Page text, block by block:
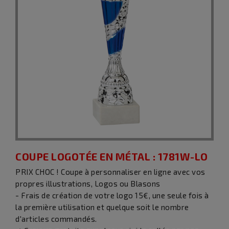
COUPE LOGOTÉE EN MÉTAL : 1781W-LO
PRIX CHOC ! Coupe à personnaliser en ligne avec vos
propres illustrations, Logos ou Blasons
- Frais de création de votre logo 15€, une seule fois à
la première utilisation et quelque soit le nombre
d'articles commandés.